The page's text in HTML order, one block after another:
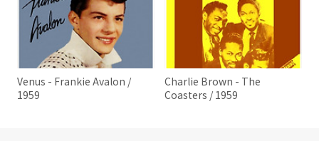
Venus - Frankie Avalon /
1959
Charlie Brown - The
Coasters / 1959